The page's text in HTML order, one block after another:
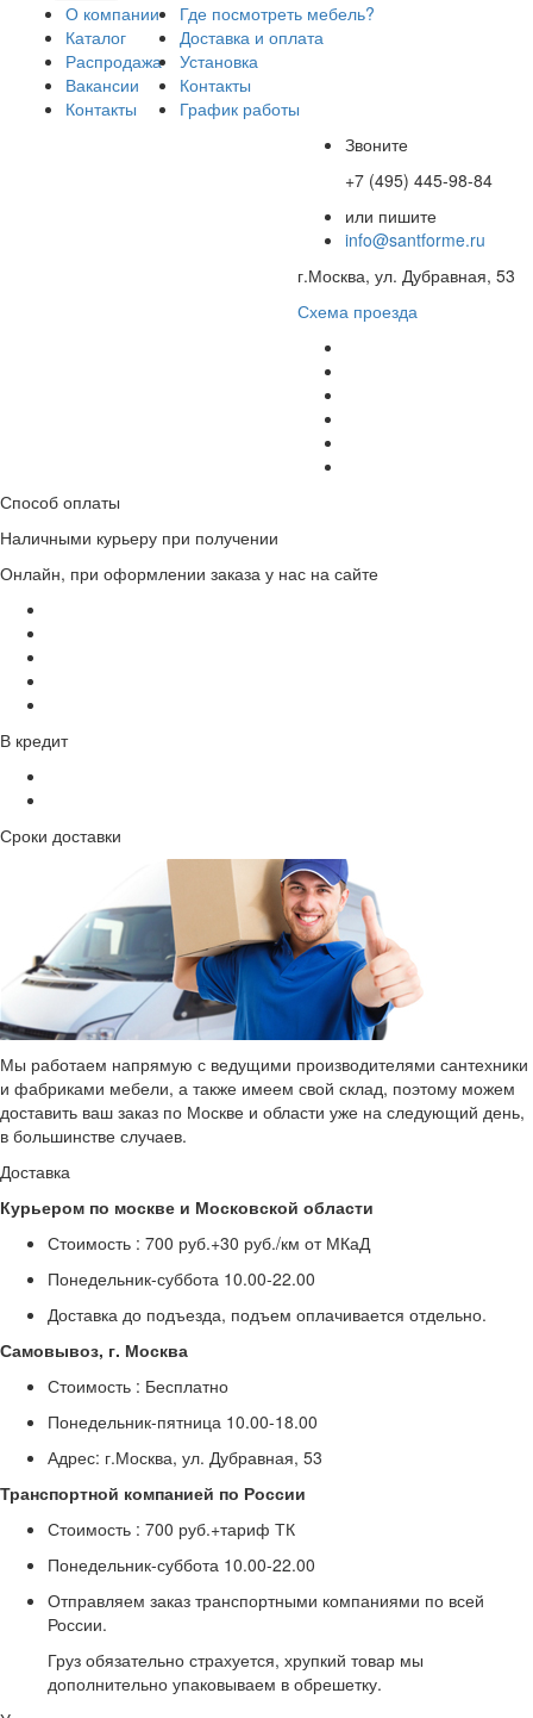
О компании
Каталог
Распродажа
Вакансии
Контакты
Где посмотреть мебель?
Доставка и оплата
Установка
Контакты
График работы
Звоните
+7 (495) 445-98-84
или пишите
info@santforme.ru
г.Москва, ул. Дубравная, 53
Схема проезда
Способ оплаты
Наличными курьеру при получении
Онлайн, при оформлении заказа у нас на сайте
В кредит
Сроки доставки
Мы работаем напрямую с ведущими производителями сантехники
и фабриками мебели, а также имеем свой склад, поэтому можем
доставить ваш заказ по Москве и области уже на следующий день,
в большинстве случаев.
Доставка
Курьером по москве и Московской области
Стоимость : 700 руб.+30 руб./км от МКаД
Понедельник-суббота 10.00-22.00
Доставка до подъезда, подъем оплачивается отдельно.
Самовывоз, г. Москва
Стоимость : Бесплатно
Понедельник-пятница 10.00-18.00
Адрес: г.Москва, ул. Дубравная, 53
Транспортной компанией по России
Стоимость : 700 руб.+тариф ТК
Понедельник-суббота 10.00-22.00
Отправляем заказ транспортными компаниями по всей
России.
Груз обязательно страхуется, хрупкий товар мы
дополнительно упаковываем в обрешетку.